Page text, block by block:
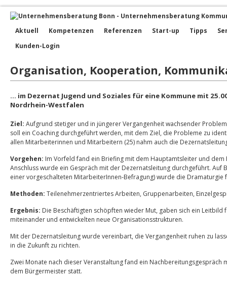
Aktuell Kompetenzen Referenzen Start-up Tipps
Kunden-Login
Organisation, Kooperation,
… im Dezernat Jugend und Soziales für eine Kommune mit
Nordrhein-Westfalen
Ziel: Aufgrund stetiger und in jüngerer Vergangenheit wachsender
soll ein Coaching durchgeführt werden, mit dem Ziel, die Probleme zu
allen Mitarbeiterinnen und Mitarbeitern (25) nahm auch die
Vorgehen: Im Vorfeld fand ein Briefing mit dem Hauptamtsleiter und dem
Anschluss wurde ein Gespräch mit der Dezernatsleitung durchgeführt. Auf
einer vorgeschalteten MitarbeiterInnen-Befragung) wurde die Dramaturgie
Methoden: Teilenehmerzentriertes Arbeiten, Gruppenarbeiten,
Ergebnis: Die Beschäftigten schöpften wieder Mut, gaben sich ein Leitbild
miteinander und entwickelten neue Organisationsstrukturen.
Mit der Dezernatsleitung wurde vereinbart, die Vergangenheit ruhen zu
in die Zukunft zu richten.
Zwei Monate nach dieser Veranstaltung fand ein Nachbereitungsgespräch
dem Bürgermeister statt.